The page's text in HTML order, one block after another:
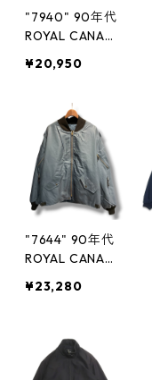
"7940" 90年代
ROYAL CANADI
RCAF カナダ軍
ット エアフォ
ースブルー ミ
リタリー 古着
古着屋 高円寺
ビンテージ n60
506
¥20,950
"7644" 90年代
ROYAL CANADI
RCAF カナダ軍
ースブルー ミ
リタリー 古着
¥23,280